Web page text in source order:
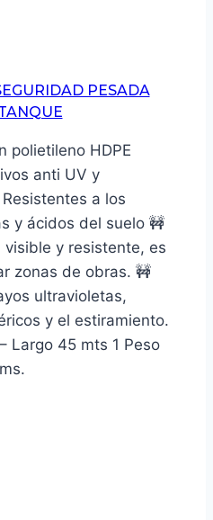
PESADA
polietileno HDPE
anti UV y
a los
y ácidos del suelo 🚧
visible y resistente, es
zonas de obras. 🚧
ultravioletas,
y el estiramiento.
Largo 45 mts 1 Peso